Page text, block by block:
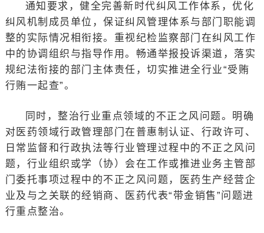
通知要求，健全完善新时代纠风工作体系，优化
纠风机制成员单位，保证纠风管理体系与部门职能调
整的实际情况相衔接。重视纪检监察部门在纠风工作
中的协调组织与指导作用。畅通举报投诉渠道，落实
规纪法衔接的部门主体责任，切实推进全行业“受贿
行贿一起查”。
同时，整治行业重点领域的不正之风问题。明确
对医药领域行政管理部门在普惠制认证、行政许可、
日常监督和行政执法等行业管理过程中的不正之风问
题，行业组织或学（协）会在工作或推进业务主管部
门委托事项过程中的不正之风问题，医药生产经营企
业及与之关联的经销商、医药代表“带金销售”问题进
行重点整治。